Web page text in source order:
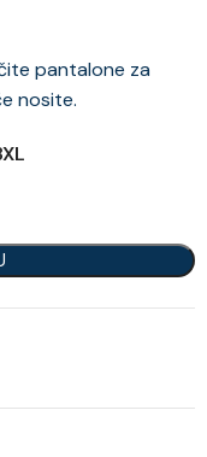
pantalone za
nosite.